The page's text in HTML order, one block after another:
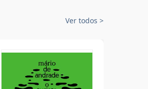
Ver todos >